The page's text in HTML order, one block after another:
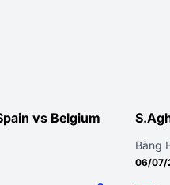
vs Belgium
Bảng
06/07/